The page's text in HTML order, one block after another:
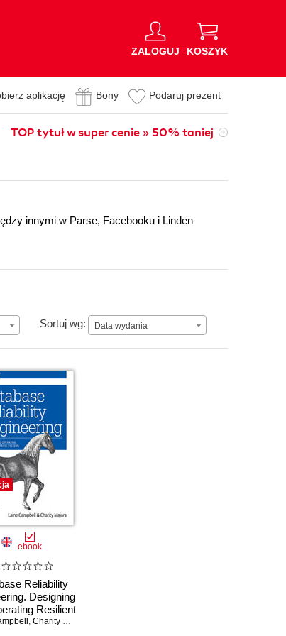
ZALOGUJ KOSZYK
aplikację Bony Podaruj prezent
TOP tytuł w super cenie » 50% taniej
innymi w Parse, Facebooku i Linden
Sortuj wg: Data wydania
Data wydania
ebook
Reliability
Designing
Resilient
Systems
, Charity Majors